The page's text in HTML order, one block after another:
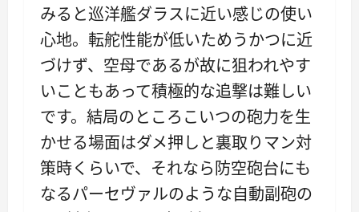
みると巡洋艦ダラスに近い感じの使い
心地。転舵性能が低いためうかつに近
づけず、空母であるが故に狙われやす
いこともあって積極的な追撃は難しい
です。結局のところこいつの砲力を生
かせる場面はダメ押しと裏取りマン対
策時くらいで、それなら防空砲台にも
なるパーセヴァルのような自動副砲の